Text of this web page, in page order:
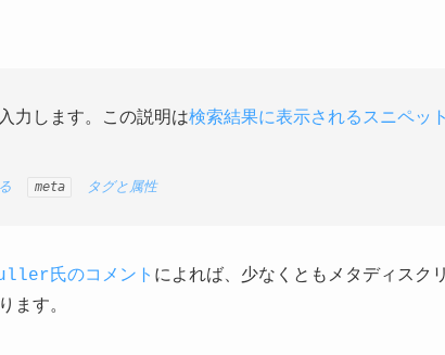
力します。この説明は検索結果に表示されるスニペット
meta タグと属性
氏のコメント によれば、少なくともメタディスク
ます。